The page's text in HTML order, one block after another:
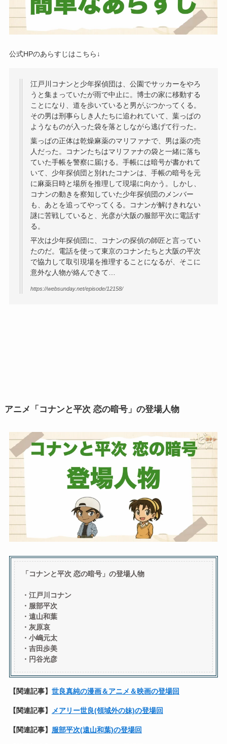
公式HPのあらすじはこちら↓
江戸川コナンと少年探偵団は、公園でサッカーをやろ
うと集まっていたが雨で中止に。博士の家に移動する
ことになり、道を歩いていると男がぶつかってくる。
その男は刑事らしき人たちに追われていて、葉っぱの
ようなものが入った袋を落としながら逃げて行った。
葉っぱの正体は乾燥麻薬のマリファナで、男は薬の売
人だった。コナンたちはマリファナの袋と一緒に落ち
ていた手帳を警察に届ける。手帳には暗号が書かれて
いて、少年探偵団と別れたコナンは、手帳の暗号を元
に麻薬日時と場所を推理して現場に向かう。しかし、
コナンの動きを察知していた少年探偵団のメンバー
も、あとを追ってやってくる。コナンが解けきれない
謎に苦戦していると、光彦が大阪の服部平次に電話す
る。
平次は少年探偵団に、コナンの探偵の師匠と言ってい
たのだ。電話を使って東京のコナンたちと大阪の平次
で協力して取引現場を推理することになるが、そこに
意外な人物が絡んできて…
https://websunday.net/episode/12158/
アニメ「 コナンと平次 恋の暗号」の登場人物
「 コナンと平次 恋の暗号」の登場人物
・江戸川コナン
・服部平次
・遠山和葉
・灰原哀
・小嶋元太
・吉田歩美
・円谷光彦
【 関連記事】 世良真純の漫画＆アニメ＆映画の登場回
【関連記事】 メアリー世良(領域外の妹)の登場回
【 関連記事】 服部平次(遠山和葉)の登場回